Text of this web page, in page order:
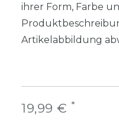
ihrer Form, Farbe
Artikelabbildung
19,99 € *